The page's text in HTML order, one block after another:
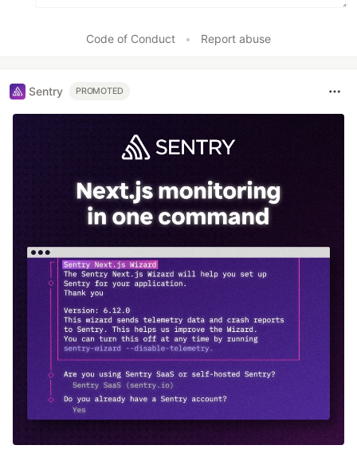
Code of Conduct • Report abuse
Sentry PROMOTED